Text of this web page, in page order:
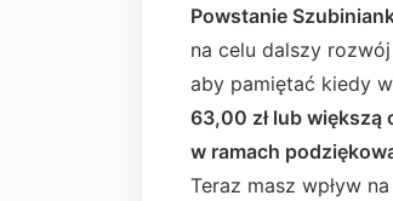
Powstanie
na celu dalszy
aby pamiętać kiedy
63,00 zł lub większą
w ramach
Teraz masz wpływ